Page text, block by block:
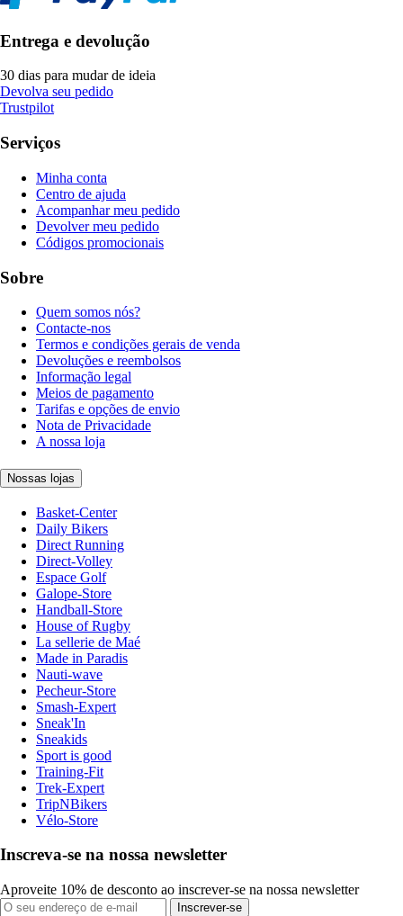
Entrega e devolução
30 dias para mudar de ideia
Devolva seu pedido
Trustpilot
Serviços
Minha conta
Centro de ajuda
Acompanhar meu pedido
Devolver meu pedido
Códigos promocionais
Sobre
Quem somos nós?
Contacte-nos
Termos e condições gerais de venda
Devoluções e reembolsos
Informação legal
Meios de pagamento
Tarifas e opções de envio
Nota de Privacidade
A nossa loja
Nossas lojas
Basket-Center
Daily Bikers
Direct Running
Direct-Volley
Espace Golf
Galope-Store
Handball-Store
House of Rugby
La sellerie de Maé
Made in Paradis
Nauti-wave
Pecheur-Store
Smash-Expert
Sneak'In
Sneakids
Sport is good
Training-Fit
Trek-Expert
TripNBikers
Vélo-Store
Inscreva-se na nossa newsletter
Aproveite 10% de desconto ao inscrever-se na nossa newsletter
Inscrever-se